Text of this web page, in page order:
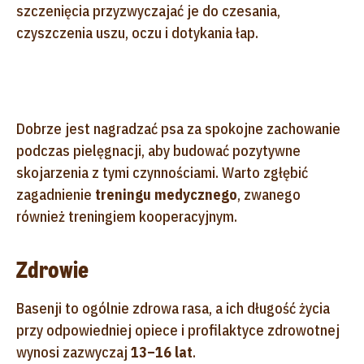
szczenięcia przyzwyczajać je do czesania,
czyszczenia uszu, oczu i dotykania łap.
Dobrze jest nagradzać psa za spokojne zachowanie
podczas pielęgnacji, aby budować pozytywne
skojarzenia z tymi czynnościami. Warto zgłębić
zagadnienie treningu medycznego, zwanego
również treningiem kooperacyjnym.
Zdrowie
Basenji to ogólnie zdrowa rasa, a ich długość życia
przy odpowiedniej opiece i profilaktyce zdrowotnej
wynosi zazwyczaj 13–16 lat.